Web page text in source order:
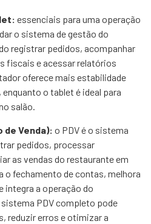
essenciais para uma operação
o sistema de gestão do
registrar pedidos, acompanhar
fiscais e acessar relatórios
oferece mais estabilidade
o tablet é ideal para
salão.
de Venda): o PDV é o sistema
pedidos, processar
as vendas do restaurante em
o fechamento de contas, melhora
integra a operação do
PDV completo pode
reduzir erros e otimizar a